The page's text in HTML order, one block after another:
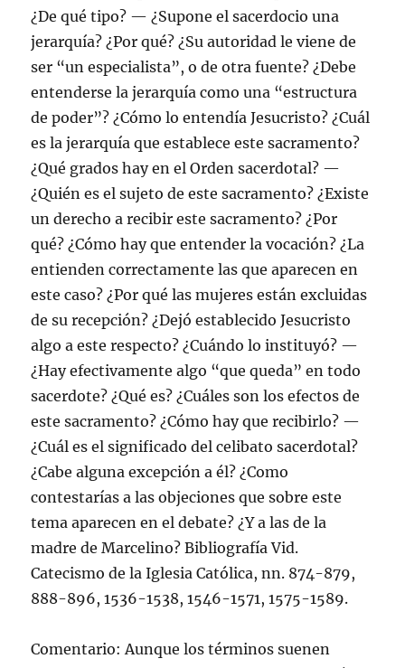
¿De qué tipo? — ¿Supone el sacerdocio una
jerarquía? ¿Por qué? ¿Su autoridad le viene de
ser “un especialista”, o de otra fuente? ¿Debe
entenderse la jerarquía como una “estructura
de poder”? ¿Cómo lo entendía Jesucristo? ¿Cuál
es la jerarquía que establece este sacramento?
¿Qué grados hay en el Orden sacerdotal? —
¿Quién es el sujeto de este sacramento? ¿Existe
un derecho a recibir este sacramento? ¿Por
qué? ¿Cómo hay que entender la vocación? ¿La
entienden correctamente las que aparecen en
este caso? ¿Por qué las mujeres están excluidas
de su recepción? ¿Dejó establecido Jesucristo
algo a este respecto? ¿Cuándo lo instituyó? —
¿Hay efectivamente algo “que queda” en todo
sacerdote? ¿Qué es? ¿Cuáles son los efectos de
este sacramento? ¿Cómo hay que recibirlo? —
¿Cuál es el significado del celibato sacerdotal?
¿Cabe alguna excepción a él? ¿Como
contestarías a las objeciones que sobre este
tema aparecen en el debate? ¿Y a las de la
madre de Marcelino? Bibliografía Vid.
Catecismo de la Iglesia Católica, nn. 874-879,
888-896, 1536-1538, 1546-1571, 1575-1589.
Comentario: Aunque los términos suenen